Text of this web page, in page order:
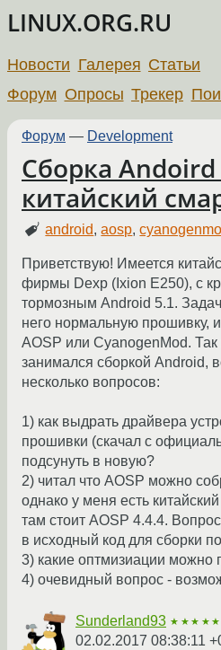
LINUX.ORG.RU
Новости Галерея Статьи
Форум Опросы Трекер
Форум — Development
Сборка
китайский
android,aosp,
Приветствую! Имеется
фирмы Dexp (Ixion E250), с
тормозным Android 5.1.
него нормальную прошивку,
AOSP или CyanogenMod. Так
занимался сборкой Android,
несколько вопросов:
1) как выдрать драйвера
прошивки (скачал с
подсунуть в новую?
2) читал что AOSP можно
однако у меня есть
там стоит AOSP 4.4.4.
в исходный код для сборки
3) какие оптмизиации можно
4) очевидный вопрос -
Sunderland93 ★★★★★
02.02.2017 08:38:11